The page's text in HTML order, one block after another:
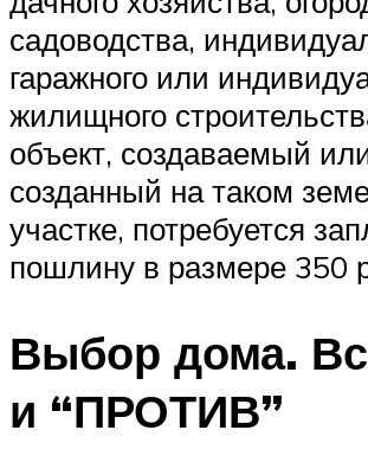
садоводства,
гаражного или
жилищного
объект, создаваемый
созданный на таком
участке, потребуется
пошлину в размере 350
Выбор дома.
и “ПРОТИВ”